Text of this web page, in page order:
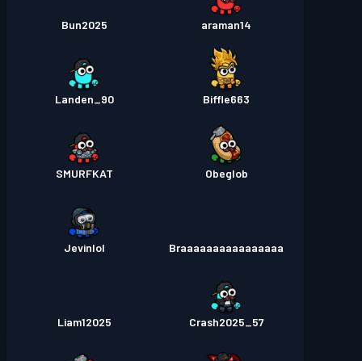
araman14
Bun2025
Biffle663
Landen_90
Obeglob
SMURFKAT
Braaaaaaaaaaaaaaaa
Jevinlol
Crash2025_57
Liam12025